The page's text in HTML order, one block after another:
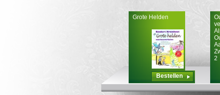
Grote Helden
Bestellen
2